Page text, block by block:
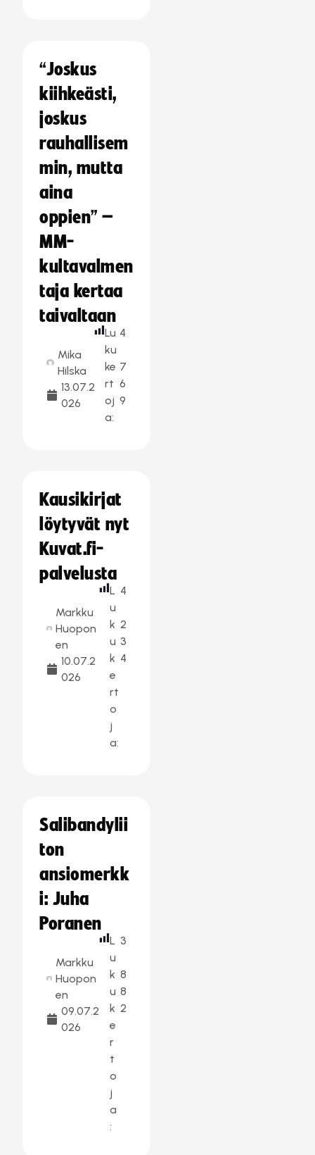
“Joskus
kiihkeästi,
joskus
rauhallisem
min, mutta
aina
oppien” –
MM-
kultavalmen
taja kertaa
taivaltaan
Mika
Hilska
13.07.2
026
Lu
ku
ke
rt
oj
a:
4
7
6
9
Kausikirjat
löytyvät nyt
Kuvat.fi-
palvelusta
Markku
Huopon
en
10.07.2
026
L
u
k
u
k
e
rt
o
j
a:
4
2
3
4
Salibandylii
ton
ansiomerkk
i: Juha
Poranen
Markku
Huopon
en
09.07.2
026
L
u
k
u
k
e
r
t
o
j
a
:
3
8
8
2